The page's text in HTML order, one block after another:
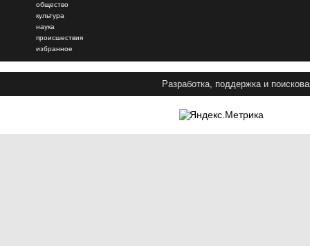
общество
культура
наука
происшествия
избранное
Разработка, поддержка и